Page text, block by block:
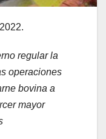
regular la
operaciones
bovina a
mayor